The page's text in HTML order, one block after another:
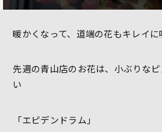
暖かくなって、道端の花もキレイに
先週の青山店のお花は、小ぶりな
い
「エピデンドラム」